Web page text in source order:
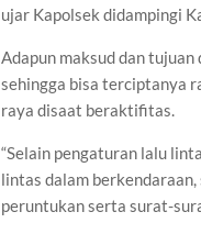
ujar Kapolsek didampingi
Adapun maksud dan
sehingga bisa terciptanya
raya disaat beraktifitas.
“Selain pengaturan lalu
lintas dalam
peruntukan serta surat-